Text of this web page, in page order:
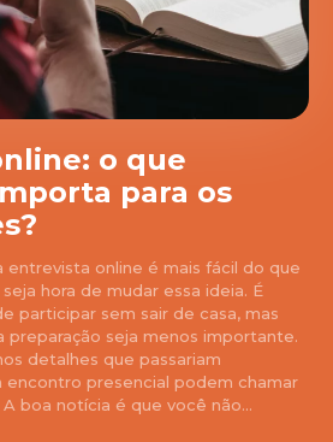
o que
para os
entrevista online é mais fácil do que
hora de mudar essa ideia. É
participar sem sair de casa, mas
preparação seja menos importante.
detalhes que passariam
encontro presencial podem chamar
boa notícia é que você não...